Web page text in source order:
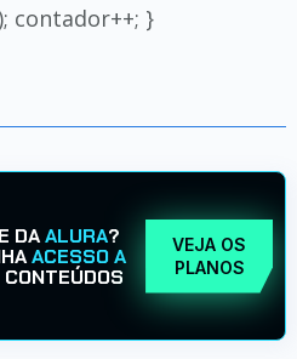
contador++; }
DAALURA?
ACESSO A
CONTEÚDOS
VEJA OS
PLANOS